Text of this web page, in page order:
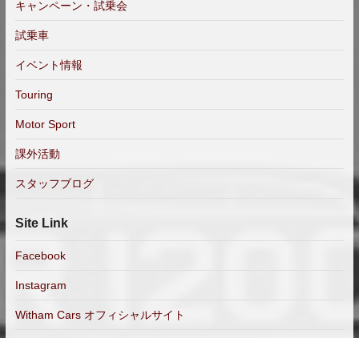
キャンペーン・試乗会
試乗車
イベント情報
Touring
Motor Sport
課外活動
スタッフブログ
Site Link
Facebook
Instagram
Witham Cars オフィシャルサイト